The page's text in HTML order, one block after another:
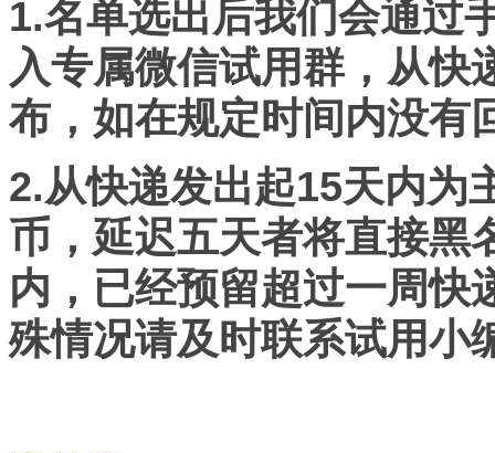
1.名单选出后我们会通过
入专属微信试用群，从快
布，如在规定时间内没有
2.从快递发出起15天内为
币，延迟五天者将直接黑
内，已经预留超过一周快
殊情况请及时联系试用小